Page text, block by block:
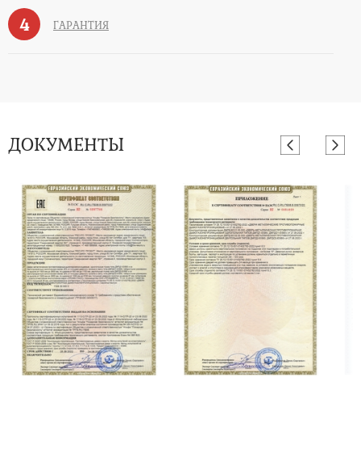
4 ГАРАНТИЯ
ДОКУМЕНТЫ